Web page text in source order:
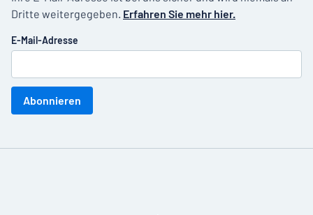
Dritte weitergegeben. Erfahren Sie mehr hier.
E-Mail-Adresse
Abonnieren